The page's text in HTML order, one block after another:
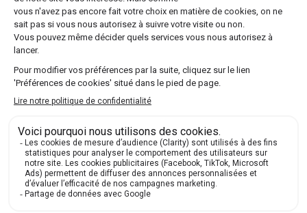
de planètes dans notre galaxie.
Perspectives avec le télescope PLATO
À venir, letélescope PLATO (PLAnetary Transits and
vise à caractériser des planètes de type terrestre
de leur étoile. Ce
télescope permettra non seulement de découvrir de
nouvelles
exoplanètes , mais aussi d'étudier leurs
caractéristiques internes via l'astérosismologie.
Ces études approfondies aideront à raffiner l'indice de
similarité avec la Terre, une mesure utilisée pour
comparer les exoplanètes à notre propre planète en